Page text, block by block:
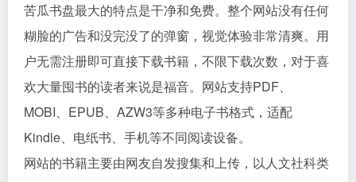
苦瓜书盘最大的特点是干净和免费。整个网站没有任何
糊脸的广告和没完没了的弹窗，视觉体验非常清爽。用
户无需注册即可直接下载书籍，不限下载次数，对于喜
欢大量囤书的读者来说是福音。网站支持PDF、
MOBI、EPUB、AZW3等多种电子书格式，适配
Kindle、电纸书、手机等不同阅读设备。
网站的书籍主要由网友自发搜集和上传，以人文社科类